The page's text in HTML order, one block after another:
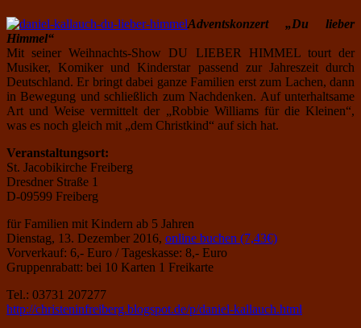
Adventskonzert „Du lieber
Himmel“
Mit seiner Weihnachts-Show DU LIEBER HIMMEL tourt der
Musiker, Komiker und Kinderstar passend zur Jahreszeit durch
Deutschland. Er bringt dabei ganze Familien erst zum Lachen, dann
in Bewegung und schließlich zum Nachdenken. Auf unterhaltsame
Art und Weise vermittelt der „Robbie Williams für die Kleinen“,
was es noch gleich mit „dem Christkind“ auf sich hat.
Veranstaltungsort:
St. Jacobikirche Freiberg
Dresdner Straße 1
D-09599 Freiberg
für Familien mit Kindern ab 5 Jahren
Dienstag, 13. Dezember 2016, online buchen (7,43€)
Vorverkauf: 6,- Euro / Tageskasse: 8,- Euro
Gruppenrabatt: bei 10 Karten 1 Freikarte
Tel.: 03731 207277
http://christeninfreiberg.blogspot.de/p/daniel-kallauch.html